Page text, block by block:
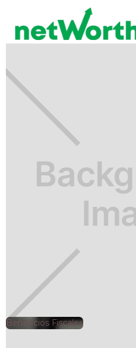
BENEFICIOS FISCALES
Jorge Gutiérrez
Beneficios Fiscales